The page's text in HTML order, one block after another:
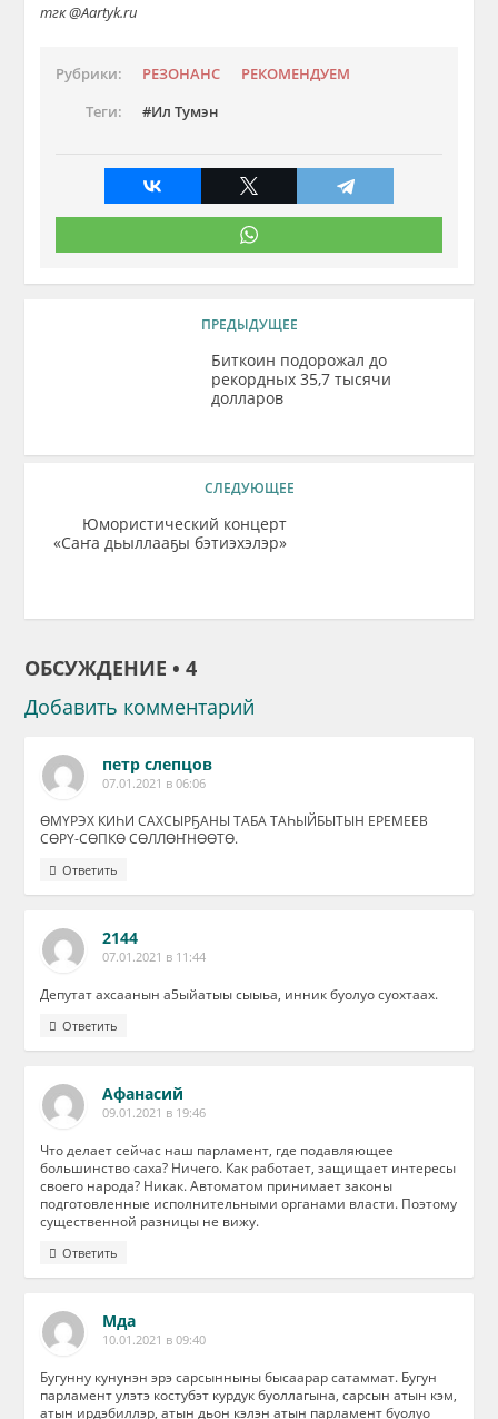
тгк @Aartyk.ru
Рубрики: РЕЗОНАНС
РЕКОМЕНДУЕМ
Теги:
Ил Тумэн
ПРЕДЫДУЩЕЕ
Биткоин подорожал до
рекордных 35,7 тысячи
долларов
СЛЕДУЮЩЕЕ
Юмористический концерт
«Саҥа дьыллааҕы бэтиэхэлэр»
ОБСУЖДЕНИЕ • 4
Добавить комментарий
петр слепцов
07.01.2021 в 06:06
ӨМҮРЭХ КИҺИ САХСЫРҔАНЫ ТАБА ТАҺЫЙБЫТЫН ЕРЕМЕЕВ
СӨРҮ-СӨПКӨ СӨЛЛӨҤНӨӨТӨ.
Ответить
2144
07.01.2021 в 11:44
Депутат ахсаанын а5ыйатыы сыыьа, инник буолуо суохтаах.
Ответить
Афанасий
09.01.2021 в 19:46
Что делает сейчас наш парламент, где подавляющее
большинство саха? Ничего. Как работает, защищает интересы
своего народа? Никак. Автоматом принимает законы
подготовленные исполнительными органами власти. Поэтому
существенной разницы не вижу.
Ответить
Мда
10.01.2021 в 09:40
Бугунну кунунэн эрэ сарсынныны бысаарар сатаммат. Бугун
парламент улэтэ костубэт курдук буоллагына, сарсын атын кэм,
атын ирдэбиллэр, атын дьон кэлэн атын парламент буолуо